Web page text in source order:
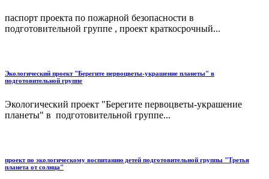
паспорт проекта по пожарной безопасности в
подготовительной группе , проект краткосрочный...
Экологический проект "Берегите первоцветы-украшение планеты" в
подготовительной группе
Экологический проект "Берегите первоцветы-украшение
планеты" в подготовительной группе...
проект по экологическому воспитанию детей подготовительной группы "Третья
планета от солнца"